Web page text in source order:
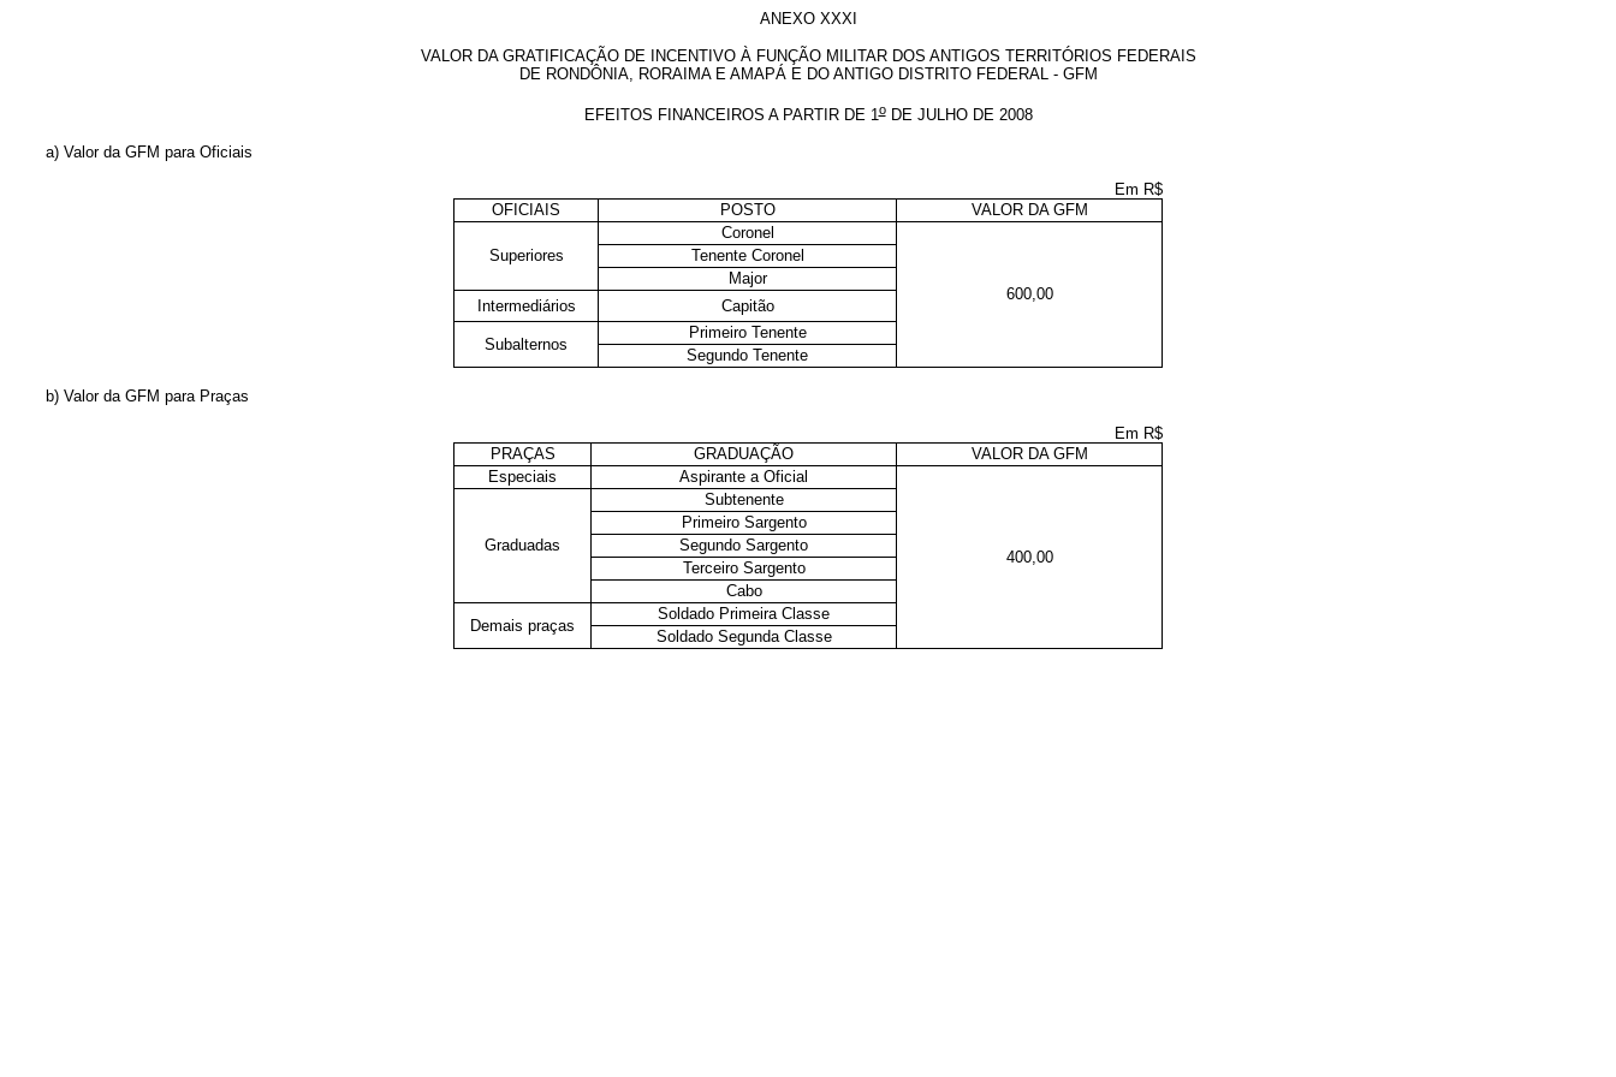
ANEXO XXXI
VALOR DA GRATIFICAÇÃO DE INCENTIVO À FUNÇÃO MILITAR DOS ANTIGOS TERRITÓRIOS FEDERAIS
DE RONDÔNIA, RORAIMA E AMAPÁ E DO ANTIGO DISTRITO FEDERAL - GFM
EFEITOS FINANCEIROS A PARTIR DE 1oDE JULHO DE 2008
a) Valor da GFM para Oficiais
Em R$
OFICIAIS
POSTO VALOR DA GFM
Superiores
Coronel
600,00
Tenente Coronel
Major
Intermediários
Capitão
Subalternos
Primeiro Tenente
Segundo Tenente
b) Valor da GFM para Praças
Em R$
PRAÇAS
GRADUAÇÃO
VALOR DA GFM
Especiais
Aspirante a Oficial
400,00
Graduadas
Subtenente
Primeiro Sargento
Segundo Sargento
Terceiro Sargento
Cabo
Demais praças
Soldado Primeira Classe
Soldado Segunda Classe